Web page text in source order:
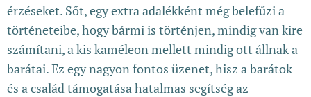
érzéseket. Sőt, egy extra adalékként még belefűzi a
történeteibe, hogy bármi is történjen, mindig van kire
számítani, a kis kaméleon mellett mindig ott állnak a
barátai. Ez egy nagyon fontos üzenet, hisz a barátok
és a család támogatása hatalmas segítség az